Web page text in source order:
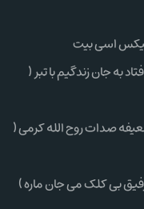
اسی بیت
به جان زندگیم با تبر (
صدات روح الله کرمی (
بی کلک می جان ماره )